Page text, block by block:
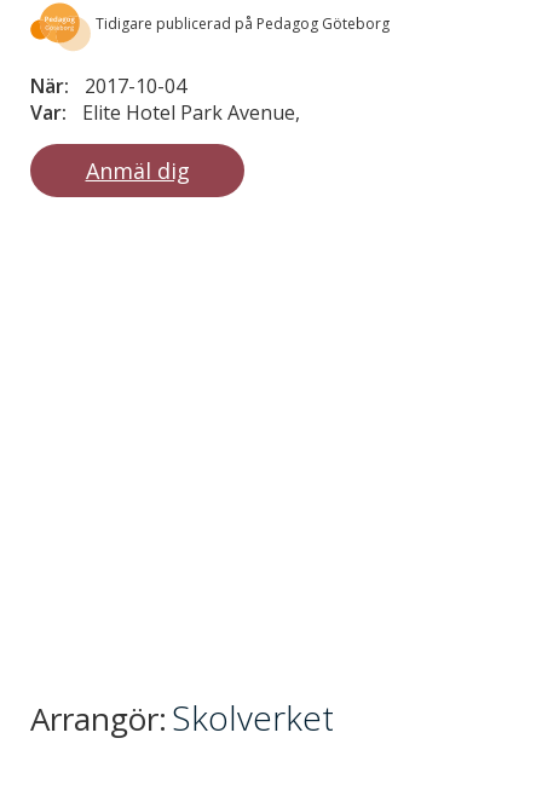
Tidigare publicerad på Pedagog Göteborg
När:
2017-10-04
Var:
Elite Hotel Park Avenue,
Anmäl dig
Arrangör:Skolverket